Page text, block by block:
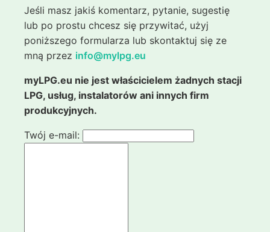
Jeśli masz jakiś komentarz, pytanie, sugestię
lub po prostu chcesz się przywitać, użyj
poniższego formularza lub skontaktuj się ze
mną przez info@mylpg.eu
myLPG.eu nie jest właścicielem żadnych stacji
LPG, usług, instalatorów ani innych firm
produkcyjnych.
Twój e-mail: